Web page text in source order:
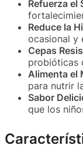
Refuerza el
Reduce la
ocasional y
Cepas
probióticas
Alimenta el
para nutrir
Sabor
que los